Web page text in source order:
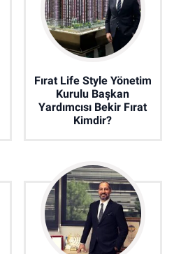
Fırat Life Style Yönetim
Kurulu Başkan
Yardımcısı Bekir Fırat
Kimdir?